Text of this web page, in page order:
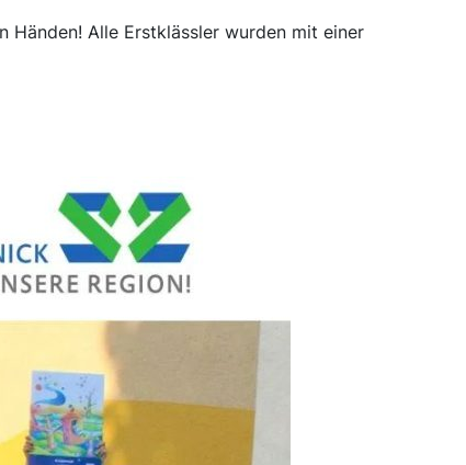
Händen! Alle Erstklässler wurden mit einer